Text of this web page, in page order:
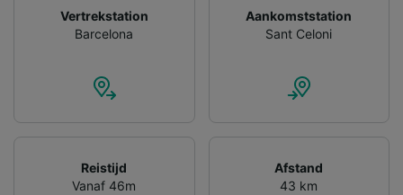
Vertrekstation
Barcelona
Aankomststation
Sant Celoni
Reistijd
Vanaf 46m
Afstand
43 km